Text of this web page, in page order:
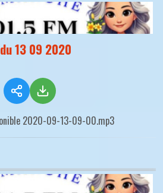
13 09 2020
2020-09-13-09-00.mp3